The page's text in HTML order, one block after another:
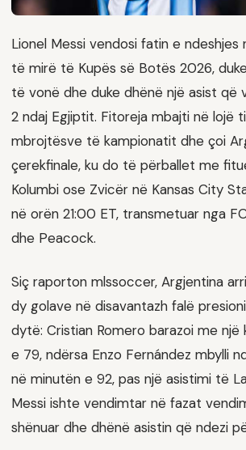
Lionel Messi vendosi fatin e ndeshjes
të mirë të Kupës së Botës 2026,
të vonë dhe duke dhënë një asist që
2 ndaj Egjiptit. Fitoreja mbajti në lojë
mbrojtësve të kampionatit dhe çoi
çerekfinale, ku do të përballet me
Kolumbi ose Zvicër në Kansas City
në orën 21:00 ET, transmetuar nga
dhe Peacock.
Siç raporton mlssoccer, Argjentina
dy golave në disavantazh falë
dytë: Cristian Romero barazoi me një
e 79, ndërsa Enzo Fernández mbylli
në minutën e 92, pas një asistimi të
Messi ishte vendimtar në fazat
shënuar dhe dhënë asistin që ndezi